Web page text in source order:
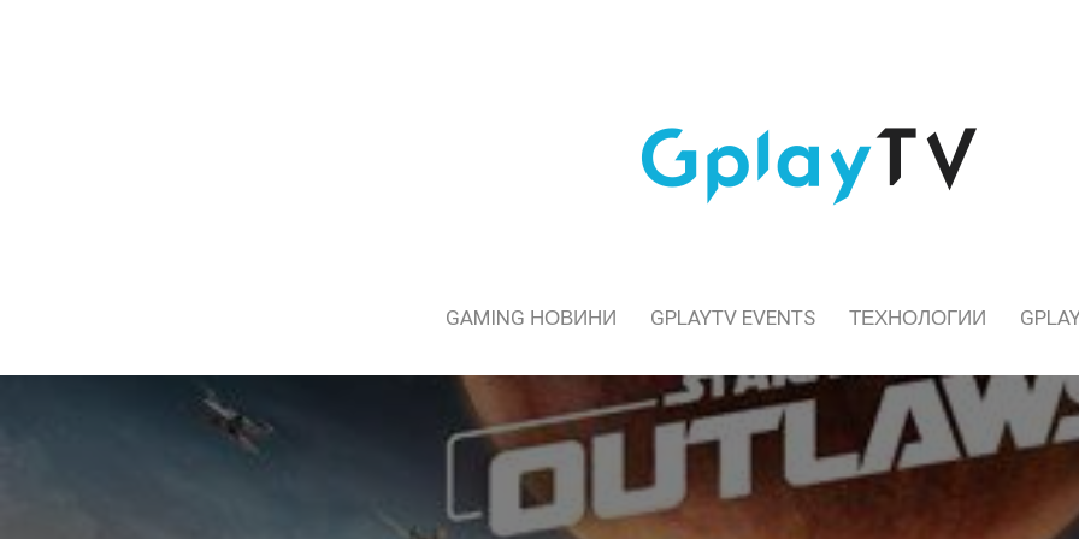
GAMING НОВИНИ GPLAYTV EVENTS ТЕХНОЛОГИИ